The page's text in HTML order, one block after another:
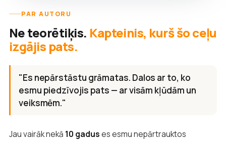
PAR AUTORU
Ne teorētiķis. Kapteinis, kurš šo ceļu
izgājis pats.
"Es nepārstāstu grāmatas. Dalos ar to, ko
esmu piedzīvojis pats — ar visām kļūdām un
veiksmēm."
Jau vairāk nekā 10 gaduses esmu nepārtrauktos